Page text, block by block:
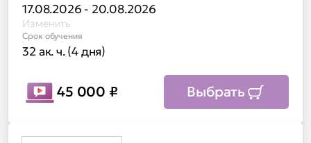
17.08.2026 - 20.08.2026
Изменить
Срок обучения
32 ак. ч. (4 дня)
45 000 ₽ Выбрать